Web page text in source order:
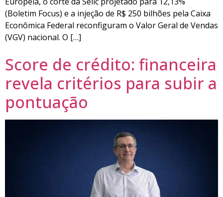
(Boletim Focus) e a injeção de R$ 250 bilhões pela Caixa
Econômica Federal reconfiguram o Valor Geral de Vendas
(VGV) nacional. O […]
Score de crédito: financeira
revela critérios para subir a
pontuação